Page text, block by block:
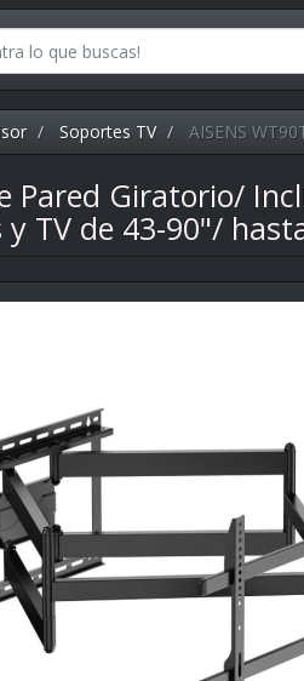
Soportes TV AISENS
Pared Giratorio/
TV de 43-90"/